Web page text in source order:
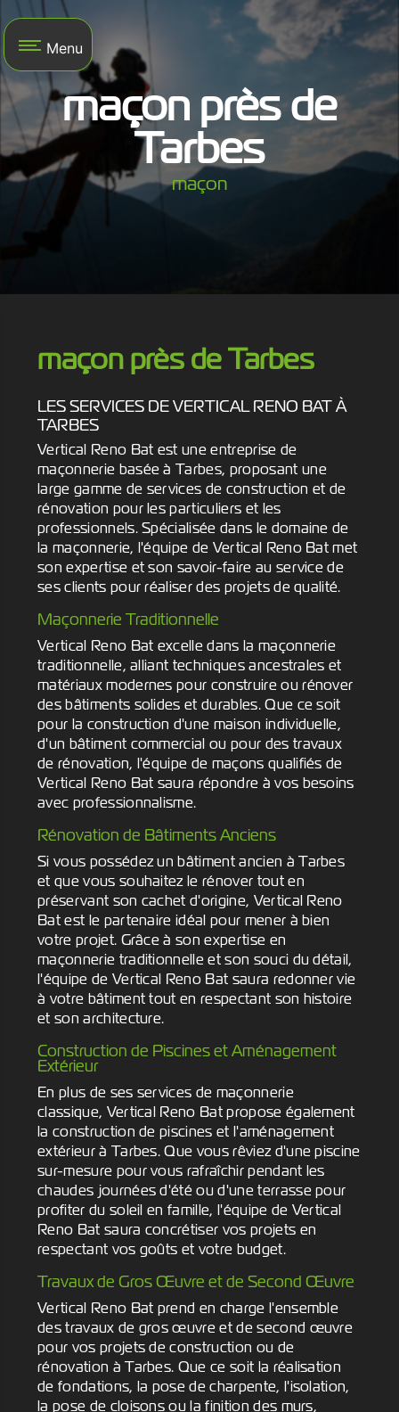
Menu
maçon près de
Tarbes
maçon
maçon près de Tarbes
LES SERVICES DE VERTICAL RENO BAT À
TARBES
Vertical Reno Bat est une entreprise de
maçonnerie basée à Tarbes, proposant une
large gamme de services de construction et de
rénovation pour les particuliers et les
professionnels. Spécialisée dans le domaine de
la maçonnerie, l'équipe de Vertical Reno Bat met
son expertise et son savoir-faire au service de
ses clients pour réaliser des projets de qualité.
Maçonnerie Traditionnelle
Vertical Reno Bat excelle dans la maçonnerie
traditionnelle, alliant techniques ancestrales et
matériaux modernes pour construire ou rénover
des bâtiments solides et durables. Que ce soit
pour la construction d'une maison individuelle,
d'un bâtiment commercial ou pour des travaux
de rénovation, l'équipe de maçons qualifiés de
Vertical Reno Bat saura répondre à vos besoins
avec professionnalisme.
Rénovation de Bâtiments Anciens
Si vous possédez un bâtiment ancien à Tarbes
et que vous souhaitez le rénover tout en
préservant son cachet d'origine, Vertical Reno
Bat est le partenaire idéal pour mener à bien
votre projet. Grâce à son expertise en
maçonnerie traditionnelle et son souci du détail,
l'équipe de Vertical Reno Bat saura redonner vie
à votre bâtiment tout en respectant son histoire
et son architecture.
Construction de Piscines et Aménagement
Extérieur
En plus de ses services de maçonnerie
classique, Vertical Reno Bat propose également
la construction de piscines et l'aménagement
extérieur à Tarbes. Que vous rêviez d'une piscine
sur-mesure pour vous rafraîchir pendant les
chaudes journées d'été ou d'une terrasse pour
profiter du soleil en famille, l'équipe de Vertical
Reno Bat saura concrétiser vos projets en
respectant vos goûts et votre budget.
Travaux de Gros Œuvre et de Second Œuvre
Vertical Reno Bat prend en charge l'ensemble
des travaux de gros œuvre et de second œuvre
pour vos projets de construction ou de
rénovation à Tarbes. Que ce soit la réalisation
de fondations, la pose de charpente, l'isolation,
la pose de cloisons ou la finition des murs,
Panneau de gestion des cookies